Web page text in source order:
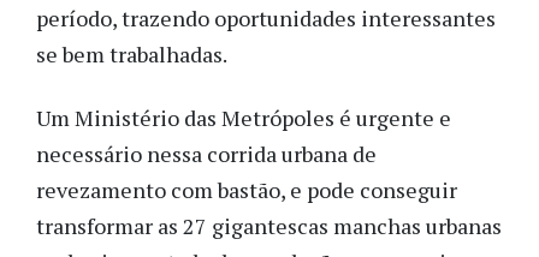
período, trazendo oportunidades interessantes
se bem trabalhadas.
Um Ministério das Metrópoles é urgente e
necessário nessa corrida urbana de
revezamento com bastão, e pode conseguir
transformar as 27 gigantescas manchas urbanas